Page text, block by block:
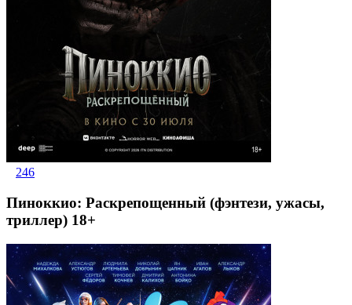
246
Пиноккио: Раскрепощенный (фэнтези, ужасы,
триллер) 18+